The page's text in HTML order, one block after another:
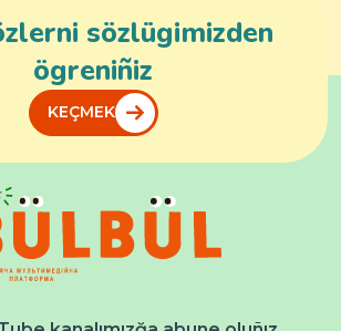
sözlügimizden
ögreniñiz
KEÇMEK